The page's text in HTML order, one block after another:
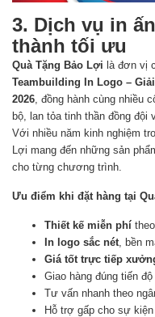
3. Dịch vụ in
thành tối ưu
Quà Tặng Bảo Lợi là đơn vị
Teambuilding In Logo –
2026 , đồng hành cùng nhiều
bộ, lan tỏa tinh thần đồng đội
Với nhiều năm kinh nghiệm
Lợi mang đến những sản
cho từng chương trình.
Ưu điểm khi đặt hàng tại
Thiết kế miễn phí
In logo sắc nét , bền
Giá tốt trực tiếp
Giao hàng đúng tiến
Tư vấn nhanh theo
Hỗ trợ gấp cho sự